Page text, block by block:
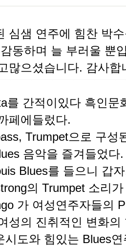
심샘 연주에 힘찬 박
동하며 늘 부러울 뿐
많으셨습니다. 감사합
를 간적이있다 흑인문
페에들렀다.
Trumpet으로 구
음악을 즐겨들었다.
Blues를 들으니 갑
의 Trumpet 소리
가 여성연주자들의
성의 진취적인 변화
시도와 힘있는 Blues